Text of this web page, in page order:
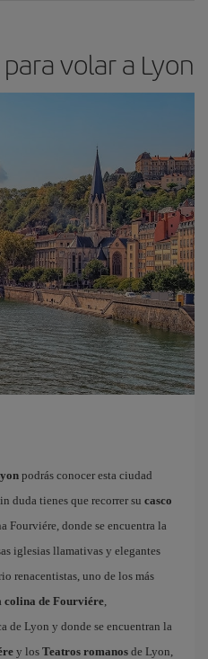
volar a Lyon
podrás conocer esta ciudad
duda tienes que recorrer su casco
Fourviére, donde se encuentra la
iglesias llamativas y elegantes
renacentistas, uno de los más
colina de Fourviére,
de Lyon y donde se encuentran la
y los Teatros romanos de Lyon,